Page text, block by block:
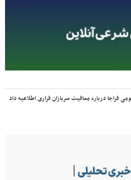
فراجا درباره معافیت سربازان فراری اطلاعیه داد